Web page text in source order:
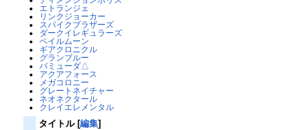
エトランジェ
リンクジョーカー
スパイクブラザーズ
ダークイレギュラーズ
ペイルムーン
ギアクロニクル
グランブルー
バミューダ△
アクアフォース
メガコロニー
グレートネイチャー
ネオネクタール
クレイエレメンタル
タイトル [編集]